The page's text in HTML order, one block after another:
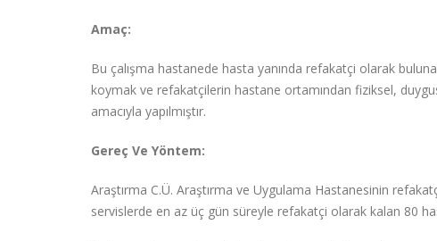
Amaç:
Bu çalışma hastanede hasta yanında refakatçi olarak
koymak ve refakatçilerin hastane ortamından fiziksel,
amacıyla yapılmıştır.
Gereç Ve Yöntem:
Araştırma C.Ü. Araştırma ve Uygulama Hastanesinin
servislerde en az üç gün süreyle refakatçi olarak kalan 80